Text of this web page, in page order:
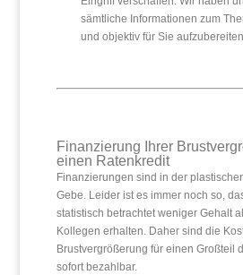
sämtliche Informationen zum
und objektiv für Sie
Finanzierung Ihrer
einen Ratenkredit
Finanzierungen sind in der
Gebe. Leider ist es immer noch so,
statistisch betrachtet weniger Gehalt
Kollegen erhalten. Daher sind die
Brustvergrößerung für einen Großteil
sofort bezahlbar.